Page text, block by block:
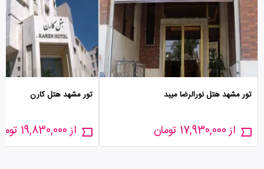
تور مشهد هتل نورالرضا میبد
از 17,930,000 تومان
تور مشهد هتل کارن
از 19,830,000 تومان